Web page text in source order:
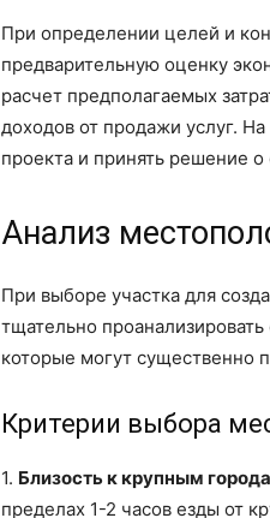
При определении целей и
предварительную оценку
расчет предполагаемых
доходов от продажи услуг.
проекта и принять решение о
Анализ
При выборе участка для
тщательно
которые могут существенно
Критерии выбора
1. Близость к крупным
пределах 1-2 часов езды от